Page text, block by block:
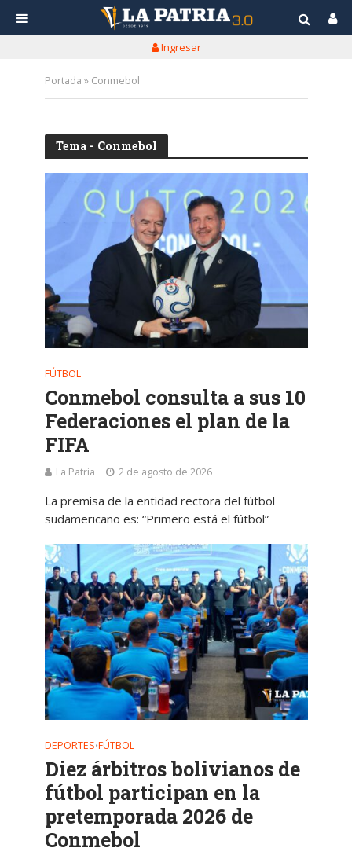
Ingresar
Portada » Conmebol
Tema - Conmebol
FÚTBOL
Conmebol consulta a sus 10
Federaciones el plan de la
FIFA
La Patria 2 de agosto de 2026
La premisa de la entidad rectora del fútbol
sudamericano es: “Primero está el fútbol”
DEPORTES•FÚTBOL
Diez árbitros bolivianos de
fútbol participan en la
pretemporada 2026 de
Conmebol